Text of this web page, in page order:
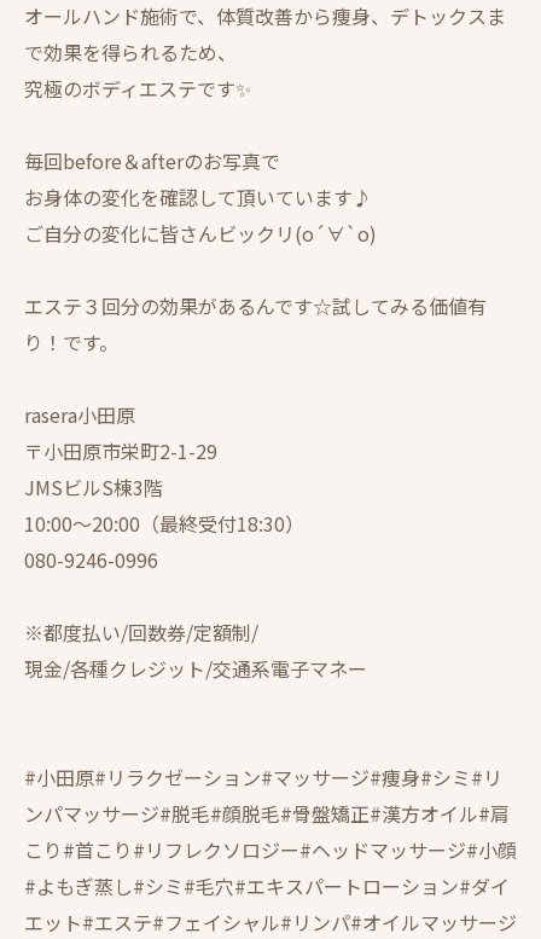
オールハンド施術で、体質改善から痩身、デトックスま
で効果を得られるため、
究極のボディエステです✨
毎回before＆afterのお写真で
お身体の変化を確認して頂いています♪
ご自分の変化に皆さんビックリ(о´∀`о)
エステ３回分の効果があるんです☆試してみる価値有
り！です。
rasera小田原
〒小田原市栄町2-1-29
JMSビルS棟3階
10:00～20:00（最終受付18:30）
080-9246-0996
※都度払い/回数券/定額制/
現金/各種クレジット/交通系電子マネー
#小田原#リラクゼーション#マッサージ#痩身#シミ#リ
ンパマッサージ#脱毛#顔脱毛#骨盤矯正#漢方オイル#肩
こり#首こり#リフレクソロジー#ヘッドマッサージ#小顔
#よもぎ蒸し#シミ#毛穴#エキスパートローション#ダイ
エット#エステ#フェイシャル#リンパ#オイルマッサージ